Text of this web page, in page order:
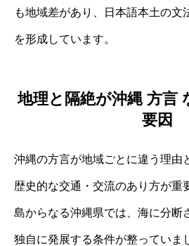
も地域差があり、日本語本土の文
を形成しています。
地理と隔絶が沖縄 方言
要因
沖縄の方言が地域ごとに違う理由
歴史的な交通・交流のあり方が重
島からなる沖縄県では、海に分断
独自に発展する条件が整っていま